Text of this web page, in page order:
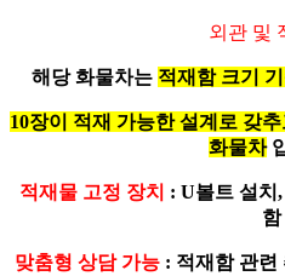
외관 및
해당 화물차는 적재함 크기
10장이 적재 가능한 설계로 갖
화물차
적재물 고정 장치 : U볼트 설치
함
맞춤형 상담 가능: 적재함 관련